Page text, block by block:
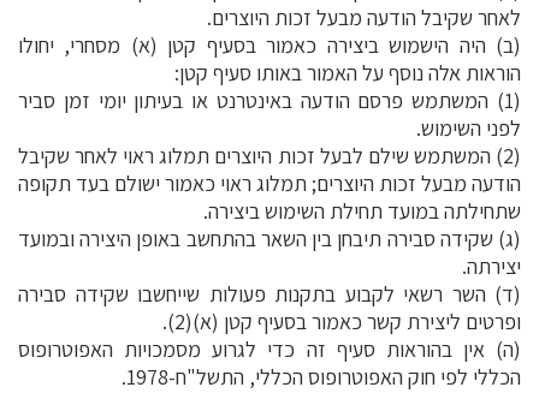
לאחר שקיבל הודעה מבעל זכות היוצרים.
(ב) היה הישמוש ביצירה כאמור בסעיף קטן (א) מסחרי, יחולו
הוראות אלה נוסף על האמור באותו סעיף קטן:
(1) המשתמש פרסם הודעה באינטרנט או בעיתון יומי זמן סביר
לפני השימוש.
(2) המשתמש שילם לבעל זכות היוצרים תמלוג ראוי לאחר שקיבל
הודעה מבעל זכות היוצרים; תמלוג ראוי כאמור ישולם בעד תקופה
שתחילתה במועד תחילת השימוש ביצירה.
(ג) שקידה סבירה תיבחן בין השאר בהתחשב באופן היצירה ובמועד
יצירתה.
(ד) השר רשאי לקבוע בתקנות פעולות שייחשבו שקידה סבירה
ופרטים ליצירת קשר כאמור בסעיף קטן (א)(2).
(ה) אין בהוראות סעיף זה כדי לגרוע מסמכויות האפוטרופוס
הכללי לפי חוק האפוטרופוס הכללי, התשל"ח-1978.